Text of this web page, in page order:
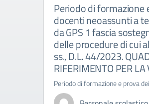
Periodo di formazione
docenti neoassunti a
da GPS 1 fascia
delle procedure di cui
ss., D.L. 44/2023.
RIFERIMENTO PER
Periodo di formazione e prova